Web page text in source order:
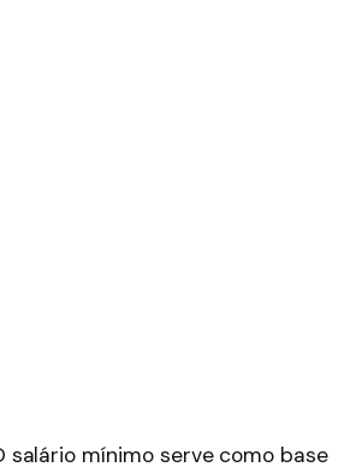
salário mínimo serve como base